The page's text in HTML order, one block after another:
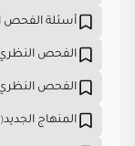
أسئلة الفحص
الفحص النظري
الفحص النظري
المنهاج الجديد(94)